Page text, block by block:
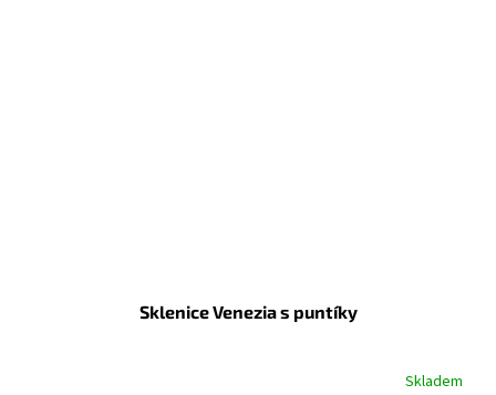
Sklenice Venezia s puntíky
Skladem